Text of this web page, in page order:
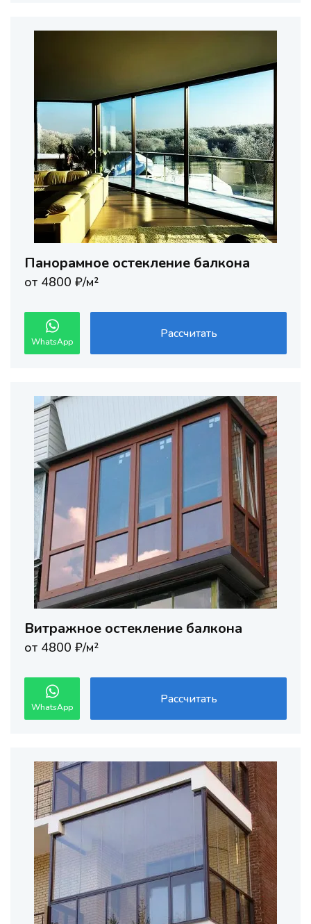
Панорамное остекление балкона
от 4800 ₽/м²
WhatsApp
Рассчитать
Витражное остекление балкона
от 4800 ₽/м²
WhatsApp
Рассчитать